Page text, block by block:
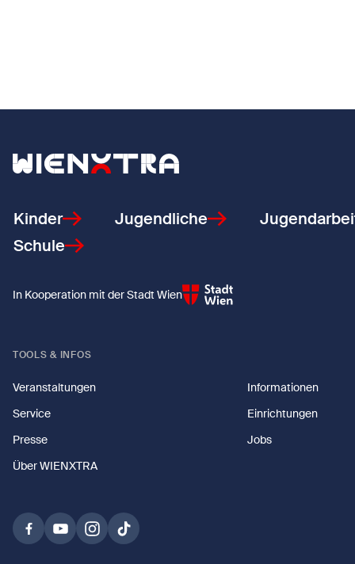
Zurück zur Startseite
Kinder Jugendliche
Schule
In Kooperation mit der Stadt Wien
TOOLS & INFOS
Veranstaltungen
Informationen
Service
Einrichtungen
Presse
Jobs
Über WIENXTRA